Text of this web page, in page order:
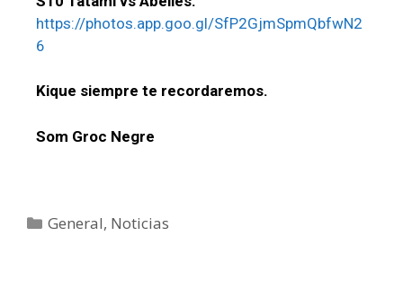
https://photos.app.goo.gl/SfP2GjmSpmQbfwN2
6
Kique siempre te recordaremos.
Som Groc Negre
General, Noticias